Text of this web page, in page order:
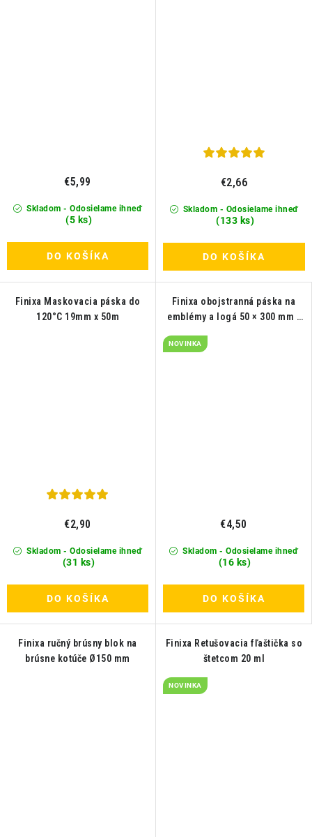
Skladom - Odosielame ihneď
(5 ks)
€5,99
DO KOŠÍKA
Skladom - Odosielame ihneď
(133 ks)
€2,66
DO KOŠÍKA
Finixa Maskovacia páska do
120°C 19mm x 50m
Skladom - Odosielame ihneď
(31 ks)
€2,90
DO KOŠÍKA
Finixa obojstranná páska na
emblémy a logá 50 × 300 mm -
NOVINKA
Skladom - Odosielame ihneď
(16 ks)
€4,50
DO KOŠÍKA
Finixa ručný brúsny blok na
brúsne kotúče Ø150 mm
Finixa Retušovacia fľaštička so
štetcom 20 ml
NOVINKA